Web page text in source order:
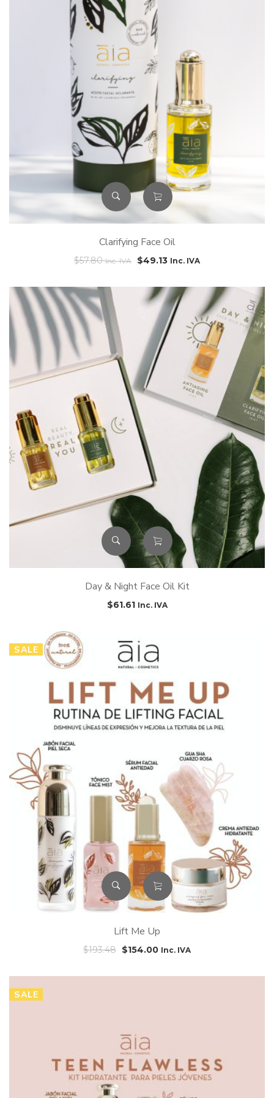
Clarifying Face Oil
$57.80 Inc. IVA $49.13 Inc. IVA
Day & Night Face Oil Kit
$61.61 Inc. IVA
SALE
Lift Me Up
$193.48 El
original
$154.00El
actual
Inc. IVA
SALE